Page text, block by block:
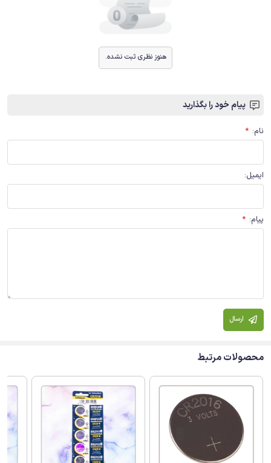
هنوز نظری ثبت نشده.
پیام خود را بگذارید
نام:
*
ایمیل:
پیام:
*
ارسال
محصولات مرتبط